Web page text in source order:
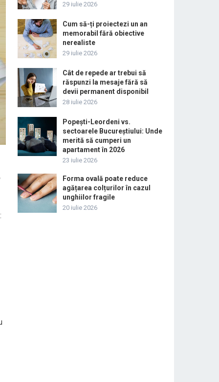
29 iulie 2026
Cum să-ți proiectezi un an
memorabil fără obiective
nerealiste
29 iulie 2026
Cât de repede ar trebui să
răspunzi la mesaje fără să
devii permanent disponibil
28 iulie 2026
Popești-Leordeni vs.
sectoarele Bucureștiului: Unde
merită să cumperi un
apartament în 2026
23 iulie 2026
Forma ovală poate reduce
agățarea colțurilor în cazul
unghiilor fragile
20 iulie 2026